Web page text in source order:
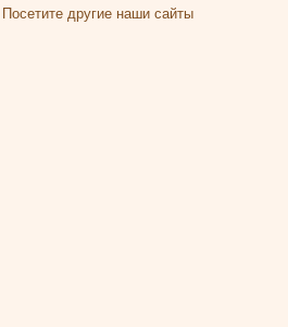
Посетите другие наши сайты